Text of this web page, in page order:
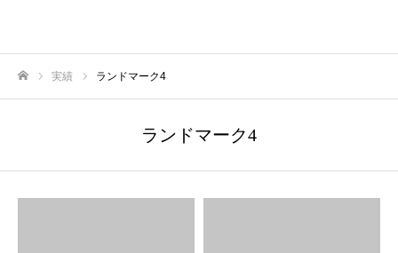
実績 ランドマーク4
ランドマーク4